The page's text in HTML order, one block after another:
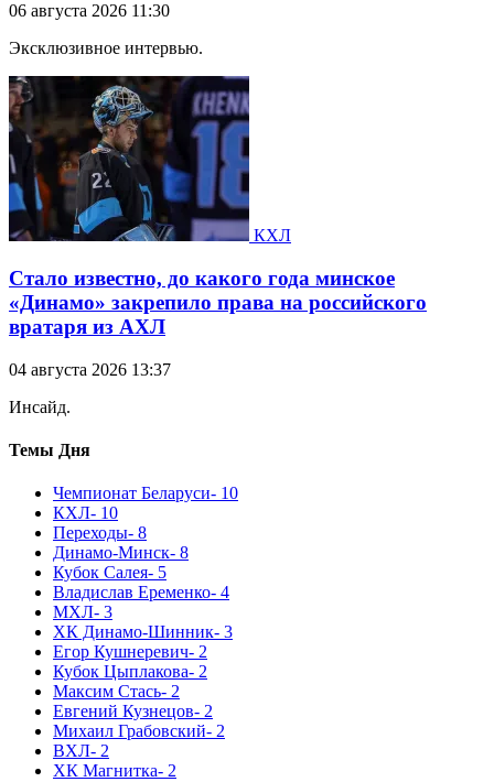
06 августа 2026 11:30
Эксклюзивное интервью.
КХЛ
Стало известно, до какого года минское
«Динамо» закрепило права на российского
вратаря из АХЛ
04 августа 2026 13:37
Инсайд.
Темы Дня
Чемпионат Беларуси- 10
КХЛ- 10
Переходы- 8
Динамо-Минск- 8
Кубок Салея- 5
Владислав Еременко- 4
МХЛ- 3
ХК Динамо-Шинник- 3
Егор Кушнеревич- 2
Кубок Цыплакова- 2
Максим Стась- 2
Евгений Кузнецов- 2
Михаил Грабовский- 2
ВХЛ- 2
ХК Магнитка- 2